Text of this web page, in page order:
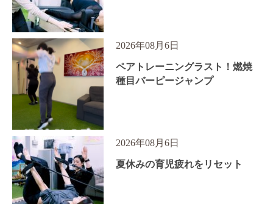
2026年08月6日
ペアトレーニングラスト！燃焼
種目バーピージャンプ
2026年08月6日
夏休みの育児疲れをリセット